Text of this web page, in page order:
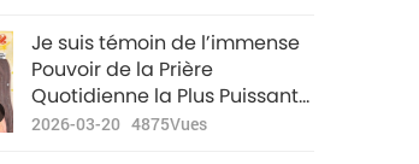
Je suis témoin de l’immense
Pouvoir de la Prière
Quotidienne la Plus Puissante
dans sa version Max !
2026-03-20 4875Vues